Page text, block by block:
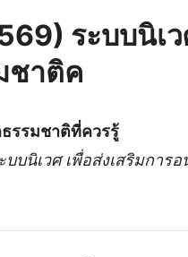
ระบบนิเ
ชาติค
รรมชาติที่ควรรู้
บนิเวศ เพื่อส่งเสริมการ